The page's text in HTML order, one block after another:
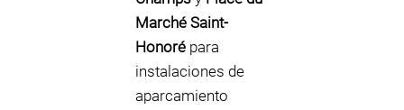
Marché Saint-
Honoré para
instalaciones de
aparcamiento